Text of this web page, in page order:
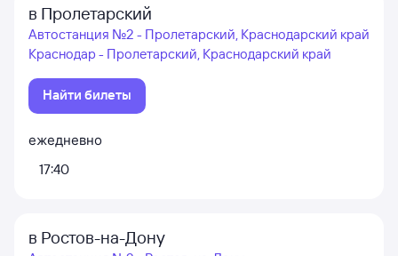
в Пролетарский
Автостанция №2 - Пролетарский, Краснодарский край
Краснодар - Пролетарский, Краснодарский край
Найти билеты
ежедневно
17:40
в Ростов-на-Дону